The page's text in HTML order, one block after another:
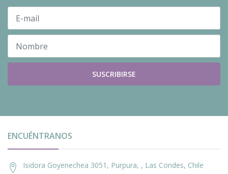
SUSCRIBIRSE
ENCUÉNTRANOS
Isidora Goyenechea 3051, Purpura, , Las Condes, Chile